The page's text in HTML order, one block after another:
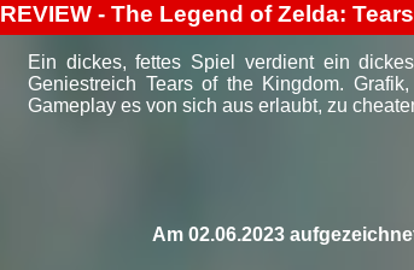
REVIEW - The Legend of Zelda:
Ein dickes, fettes Spiel verdient ein
Geniestreich Tears of the Kingdom.
Gameplay es von sich aus erlaubt, zu
Am 02.06.2023